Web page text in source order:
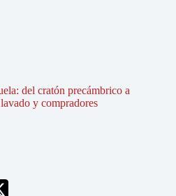
del cratón precámbrico a
y compradores